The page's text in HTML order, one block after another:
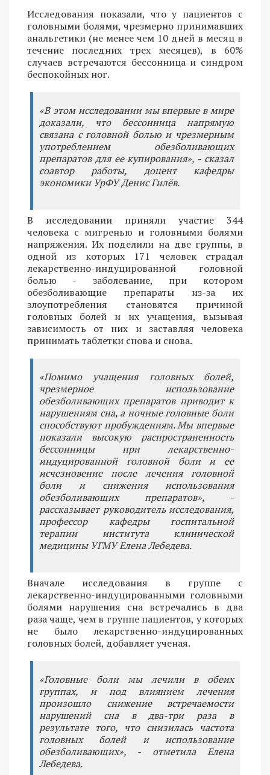
Исследования показали, что у пациентов с
головными болями, чрезмерно принимавших
анальгетики (не менее чем 10 дней в месяц в
течение последних трех месяцев), в 60%
случаев встречаются бессонница и синдром
беспокойных ног.
«В этом исследовании мы впервые в мире
доказали, что бессонница напрямую
связана с головной болью и чрезмерным
употреблением обезболивающих
препаратов для ее купирования», - сказал
соавтор работы, доцент кафедры
экономики УрФУ Денис Гилёв.
В исследовании приняли участие 344
человека с мигренью и головными болями
напряжения. Их поделили на две группы, в
одной из которых 171 человек страдал
лекарственно-индуцированной головной
болью - заболевание, при котором
обезболивающие препараты из-за их
злоупотребления становятся причиной
головных болей и их учащения, вызывая
зависимость от них и заставляя человека
принимать таблетки снова и снова.
«Помимо учащения головных болей,
чрезмерное использование
обезболивающих препаратов приводит к
нарушениям сна, а ночные головные боли
способствуют пробуждениям. Мы впервые
показали высокую распространенность
бессонницы при лекарственно-
индуцированной головной боли и ее
исчезновение после лечения головной
боли и снижения использования
обезболивающих препаратов», -
рассказывает руководитель исследования,
профессор кафедры госпитальной
терапии института клинической
медицины УГМУ Елена Лебедева.
Вначале исследования в группе с
лекарственно-индуцированными головными
болями нарушения сна встречались в два
раза чаще, чем в группе пациентов, у которых
не было лекарственно-индуцированных
головных болей, добавляет ученая.
«Головные боли мы лечили в обеих
группах, и под влиянием лечения
произошло снижение встречаемости
нарушений сна в два-три раза в
результате того, что снизилась частота
головных болей и использование
обезболивающих», - отметила Елена
Лебедева.